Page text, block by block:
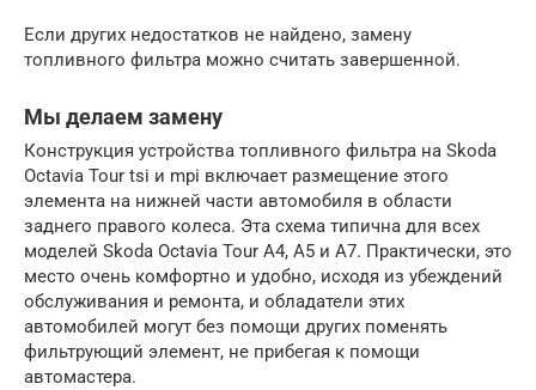
Если других недостатков не найдено, замену
топливного фильтра можно считать завершенной.
Мы делаем замену
Конструкция устройства топливного фильтра на Skoda
Octavia Tour tsi и mpi включает размещение этого
элемента на нижней части автомобиля в области
заднего правого колеса. Эта схема типична для всех
моделей Skoda Octavia Tour A4, A5 и A7. Практически, это
место очень комфортно и удобно, исходя из убеждений
обслуживания и ремонта, и обладатели этих
автомобилей могут без помощи других поменять
фильтрующий элемент, не прибегая к помощи
автомастера.